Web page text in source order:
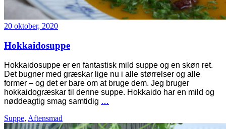
20 oktober, 2020
Hokkaidosuppe
Hokkaidosuppe er en fantastisk mild suppe og en skøn ret.
Det bugner med græskar lige nu i alle størrelser og alle
former – og det er bare om at bruge dem. Jeg bruger
hokkaidogræskar til denne suppe. Hokkaido har en mild og
nøddeagtig smag samtidig …
Suppe, Aftensmad